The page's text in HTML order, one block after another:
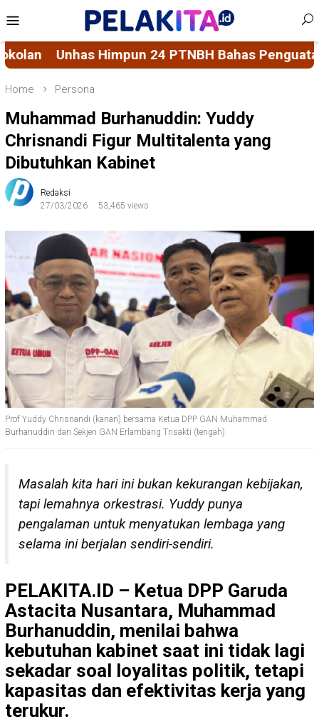
to
contentMenu
PTNBH Bahas Penguatan Sistem Penjaminan
Home Persona
Muhammad Burhanuddin: Yuddy
Chrisnandi Figur Multitalenta yang
Dibutuhkan Kabinet
Redaksi
27/03/2026
53,465 views
Prof Yuddy Chrisnandi (kanan) bersama Ketua DPP GAN Muhammad
Burhanuddin dan Sekjen GAN Erlambang Trisakti (tengah)
Masalah kita hari ini bukan kekurangan kebijakan,
tapi lemahnya orkestrasi. Yuddy punya
pengalaman untuk menyatukan lembaga yang
selama ini berjalan sendiri-sendiri.
PELAKITA.ID – Ketua DPP Garuda
Astacita Nusantara, Muhammad
Burhanuddin, menilai bahwa
kebutuhan kabinet saat ini tidak lagi
sekadar soal loyalitas politik, tetapi
kapasitas dan efektivitas kerja yang
terukur.